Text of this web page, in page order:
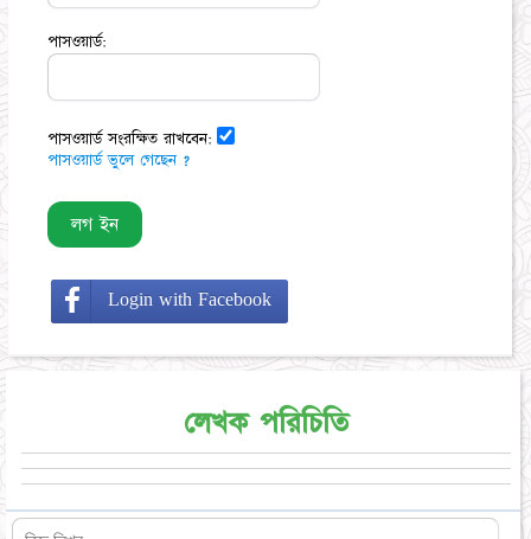
পাসওয়ার্ড:
পাসওয়ার্ড সংরক্ষিত রাখবেন:
পাসওয়ার্ড ভুলে গেছেন ?
Login with Facebook
লেখক পরিচিতি